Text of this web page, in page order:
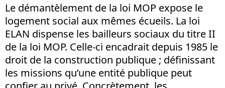
Le démantèlement de la loi MOP expose le
logement social aux mêmes écueils. La loi
ELAN dispense les bailleurs sociaux du titre II
de la loi MOP. Celle-ci encadrait depuis 1985 le
droit de la construction publique ; définissant
les missions qu’une entité publique peut